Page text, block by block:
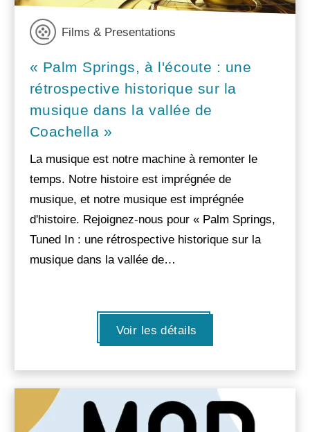
Films & Presentations
« Palm Springs, à l'écoute : une
rétrospective historique sur la
musique dans la vallée de
Coachella »
La musique est notre machine à remonter le
temps. Notre histoire est imprégnée de
musique, et notre musique est imprégnée
d'histoire. Rejoignez-nous pour « Palm Springs,
Tuned In : une rétrospective historique sur la
musique dans la vallée de…
Voir les détails